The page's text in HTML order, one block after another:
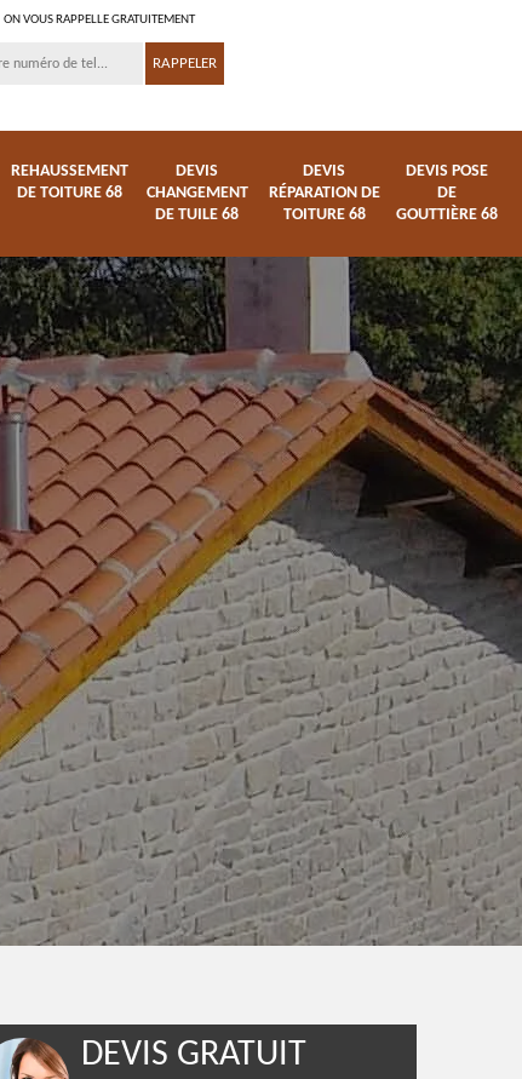
ON VOUS RAPPELLE GRATUITEMENT
REHAUSSEMENT
DE TOITURE 68
DEVIS
CHANGEMENT
DE TUILE 68
DEVIS
RÉPARATION DE
TOITURE 68
DEVIS POSE
DE
GOUTTIÈRE 68
Entreprise de toiture
68
Démoussage
nettoyage de tuile 68
DEVIS GRATUIT